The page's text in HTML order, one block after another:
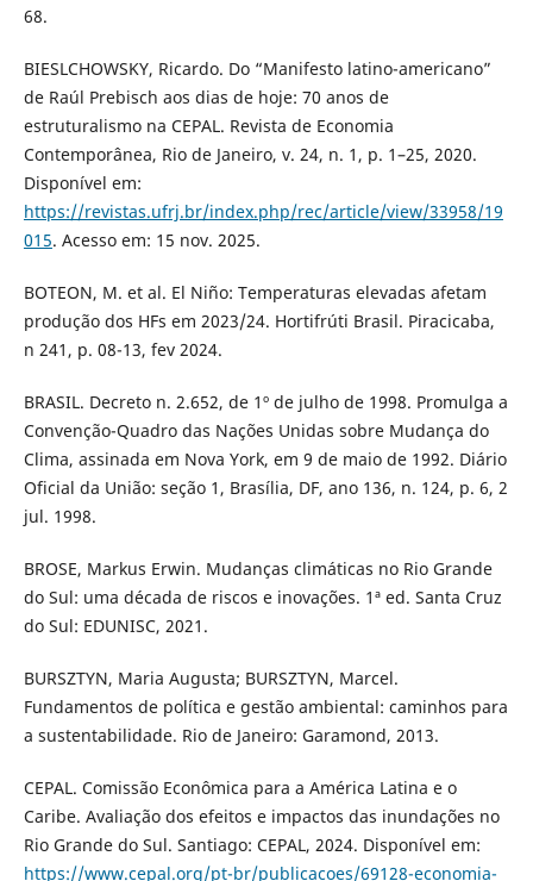
68.
BIESLCHOWSKY, Ricardo. Do “Manifesto latino-americano”
de Raúl Prebisch aos dias de hoje: 70 anos de
estruturalismo na CEPAL. Revista de Economia
Contemporânea, Rio de Janeiro, v. 24, n. 1, p. 1–25, 2020.
Disponível em:
https://revistas.ufrj.br/index.php/rec/article/view/33958/19
015. Acesso em: 15 nov. 2025.
BOTEON, M. et al. El Niño: Temperaturas elevadas afetam
produção dos HFs em 2023/24. Hortifrúti Brasil. Piracicaba,
n 241, p. 08-13, fev 2024.
BRASIL. Decreto n. 2.652, de 1º de julho de 1998. Promulga a
Convenção-Quadro das Nações Unidas sobre Mudança do
Clima, assinada em Nova York, em 9 de maio de 1992. Diário
Oficial da União: seção 1, Brasília, DF, ano 136, n. 124, p. 6, 2
jul. 1998.
BROSE, Markus Erwin. Mudanças climáticas no Rio Grande
do Sul: uma década de riscos e inovações. 1ª ed. Santa Cruz
do Sul: EDUNISC, 2021.
BURSZTYN, Maria Augusta; BURSZTYN, Marcel.
Fundamentos de política e gestão ambiental: caminhos para
a sustentabilidade. Rio de Janeiro: Garamond, 2013.
CEPAL. Comissão Econômica para a América Latina e o
Caribe. Avaliação dos efeitos e impactos das inundações no
Rio Grande do Sul. Santiago: CEPAL, 2024. Disponível em:
https://www.cepal.org/pt-br/publicacoes/69128-economia-